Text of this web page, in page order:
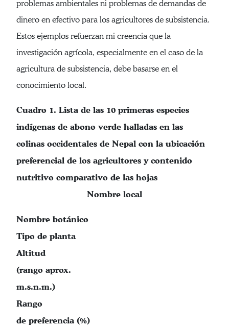
problemas ambientales ni problemas de demandas de
dinero en efectivo para los agricultores de subsistencia.
Estos ejemplos refuerzan mi creencia que la
investigación agrícola, especialmente en el caso de la
agricultura de subsistencia, debe basarse en el
conocimiento local.
Cuadro 1. Lista de las 10 primeras especies
indígenas de abono verde halladas en las
colinas occidentales de Nepal con la ubicación
preferencial de los agricultores y contenido
nutritivo comparativo de las hojas
Nombre local
Nombre botánico
Tipo de planta
Altitud
(rango aprox.
m.s.n.m.)
Rango
de preferencia (%)